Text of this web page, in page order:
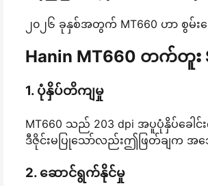
၂၀၂၆ ခုနှစ်အတွက် MT660 ဟာ စွမ်း
Hanin MT660 တက်တူး
1. ပုံနှိပ်တိကျမှု
MT660 သည် 203 dpi အပူပုံနှိပ်ခ
ဒီဇိုင်းမပြုသော်လည်းဤဖြတ်ချက အ
2. ဆောင်ရွက်နိုင်မှု